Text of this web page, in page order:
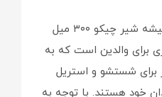
مایع شستشو و استریل شیشه شیر چیکو ۳۰۰ میل
برای والدین است که به
برای شستشو و استریل
خود هستند. با توجه به